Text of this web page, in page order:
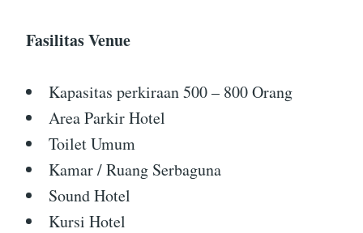
Fasilitas Venue
Kapasitas perkiraan 500 – 800 Orang
Area Parkir Hotel
Toilet Umum
Kamar / Ruang Serbaguna
Sound Hotel
Kursi Hotel